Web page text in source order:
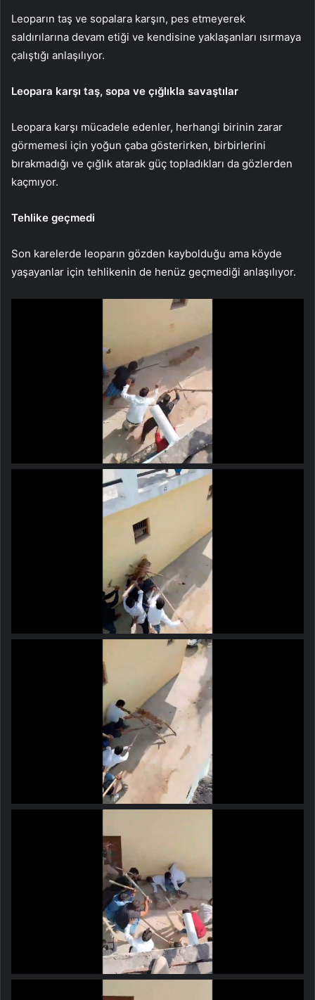
Leoparın taş ve sopalara karşın, pes etmeyerek
saldırılarına devam etiği ve kendisine yaklaşanları ısırmaya
çalıştığı anlaşılıyor.
Leopara karşı taş, sopa ve çığlıkla savaştılar
Leopara karşı mücadele edenler, herhangi birinin zarar
görmemesi için yoğun çaba gösterirken, birbirlerini
bırakmadığı ve çığlık atarak güç topladıkları da gözlerden
kaçmıyor.
Tehlike geçmedi
Son karelerde leoparın gözden kaybolduğu ama köyde
yaşayanlar için tehlikenin de henüz geçmediği anlaşılıyor.